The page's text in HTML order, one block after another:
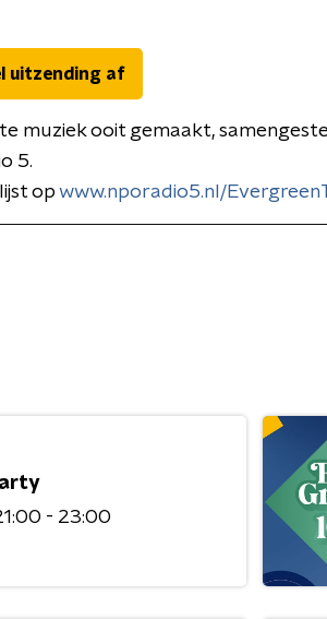
uitzending af
muziek ooit gemaakt,
5.
op www.nporadio5.nl/
- 23:00